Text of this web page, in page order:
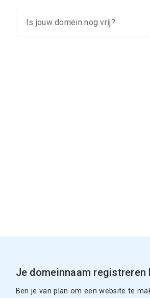
Je domeinnaam registreren
Ben je van plan om een website te